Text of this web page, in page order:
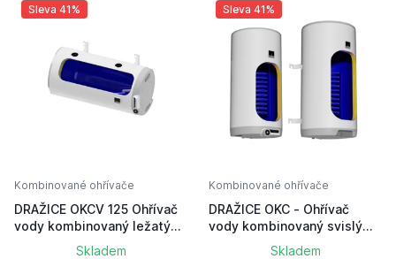
Sleva 41%
Kombinované ohřívače
DRAŽICE OKCV 125 Ohřívač
vody kombinovaný ležatý
pravý 1103408211
Skladem
Sleva 41%
Kombinované ohřívače
DRAŽICE OKC - Ohřívač
vody kombinovaný svislý
100/1m2 1108209101
Skladem